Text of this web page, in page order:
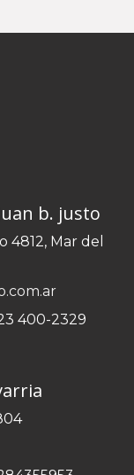
b. justo
4812, Mar del
400-2329